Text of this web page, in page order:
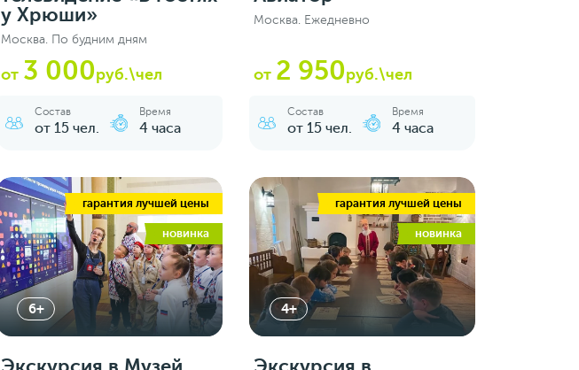
у Хрюши»
Москва. По будним дням
от 3 000руб.\чел
Состав
от 15 чел.
Время
4 часа
Москва. Ежедневно
от 2 950руб.\чел
Состав
от 15 чел.
Время
4 часа
гарантия лучшей цены
новинка
6+
гарантия лучшей цены
новинка
4+